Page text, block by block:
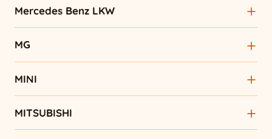
Mercedes Benz LKW
MG
MINI
MITSUBISHI